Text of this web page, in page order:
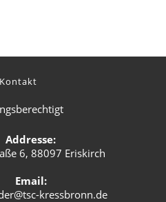
Kontakt
Addresse:
6, 88097 Eriskirch
Email:
kressbronn.de